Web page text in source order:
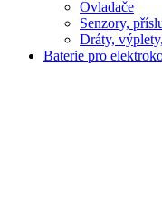
Ovladače
Senzory,
Dráty,
Baterie pro